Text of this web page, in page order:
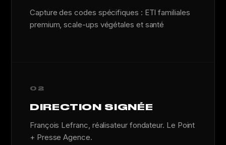
Capture des codes spécifiques : ETI familiales
premium, scale-ups végétales et santé
02
DIRECTION SIGNÉE
François Lefranc, réalisateur fondateur. Le Point
+ Presse Agence.